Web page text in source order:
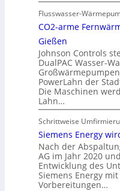
Flusswasser-
CO2-arme
Gießen
Johnson Controls
DualPAC Wasser-
PowerLahn der
Die Maschinen
Lahn…
Schrittweise
Siemens Energy
Nach der
AG im Jahr 2020
Entwicklung des
Siemens Energy
Vorbereitungen…